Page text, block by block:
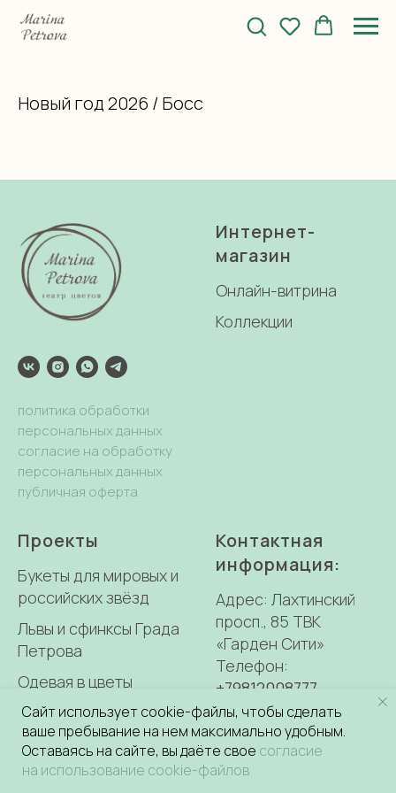
Новый год 2026 / Босс
Сайт использует cookie-файлы, чтобы сделать
ваше пребывание на нем максимально удобным.
Оставаясь на сайте, вы даёте свое согласие
на использование cookie-файлов
политика обработки
персональных данных
согласие на обработку
персональных данных
публичная оферта
Интернет-
магазин
Онлайн-витрина
Коллекции
Проекты
Букеты для мировых и
российских звёзд
Львы и сфинксы Града
Петрова
Одевая в цветы
Оформление свадеб
Контактная
информация:
Адрес: Лахтинский
просп., 85 ТВК
«Гарден Сити»
Телефон:
+79812008777
E-mail:
0917770@mail.ru